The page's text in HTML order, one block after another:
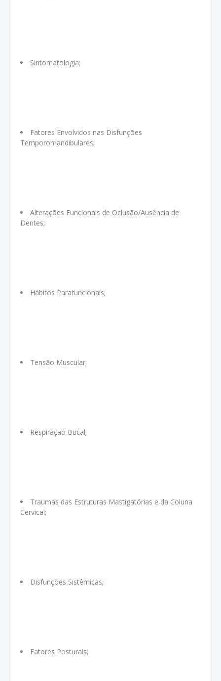
Sintomatologia;
Fatores Envolvidos nas Disfunções
Temporomandibulares;
Alterações Funcionais de Oclusão/Ausência de
Dentes;
Hábitos Parafuncionais;
Tensão Muscular;
Respiração Bucal;
Traumas das Estruturas Mastigatórias e da Coluna
Cervical;
Disfunções Sistêmicas;
Fatores Posturais;